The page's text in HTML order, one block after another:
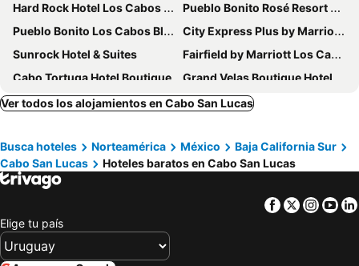
Hard Rock Hotel Los Cabos - All Inclusive
Pueblo Bonito Rosé Resort & Spa
Pueblo Bonito Los Cabos Blanco Beach Resort - All Inclusive
City Express Plus by Marriott Cabo San Lucas
Sunrock Hotel & Suites
Fairfield by Marriott Los Cabos
Cabo Tortuga Hotel Boutique
Grand Velas Boutique Hotel
Paradisus Los Cabos - Adults only - The Leading Hotels of the World
Ver todos los alojamientos en Cabo San Lucas
Busca hoteles Norteamérica México
Baja California Sur
Cabo San Lucas
Hoteles baratos en Cabo San Lucas
Facebook
Twitter
Elige tu país